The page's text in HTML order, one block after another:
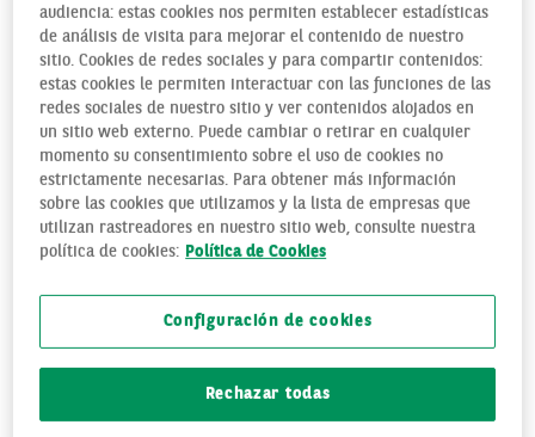
docena de películas como para tantos otros capítulos de una
temporada de televisión. Como por ejemplo la serieBillions
la última producción de compañía Showtime, que es una de
las novedades más estimulantes de la nueva oferta
televisiva (ya disponible en muchas de las plataformas
catódicas).
Billions es algo así como un culebrón financiero donde todo
audiencia: estas cookies nos permiten establecer estadísticas
de análisis de visita para mejorar el contenido de nuestro
sitio. Cookies de redes sociales y para compartir contenidos:
estas cookies le permiten interactuar con las funciones de las
redes sociales de nuestro sitio y ver contenidos alojados en
un sitio web externo. Puede cambiar o retirar en cualquier
momento su consentimiento sobre el uso de cookies no
estrictamente necesarias. Para obtener más información
sobre las cookies que utilizamos y la lista de empresas que
utilizan rastreadores en nuestro sitio web, consulte nuestra
política de cookies: Política de Cookies
Configuración de cookies
Rechazar todas